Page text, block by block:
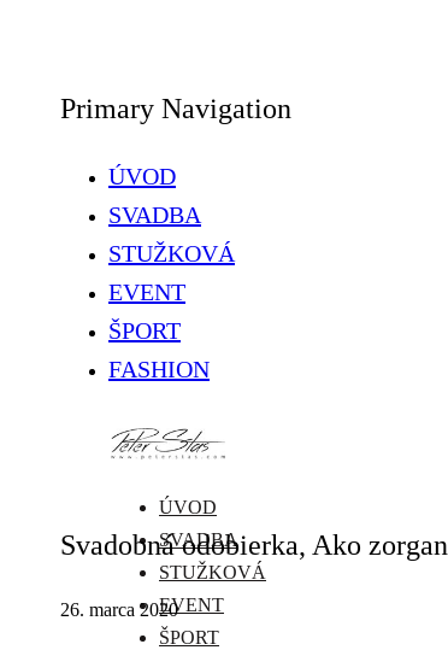
Primary Navigation
ÚVOD
SVADBA
STUŽKOVÁ
EVENT
ŠPORT
FASHION
ÚVOD
SVADBA
STUŽKOVÁ
EVENT
ŠPORT
Svadobná odobierka, Ako
26. marca 2020